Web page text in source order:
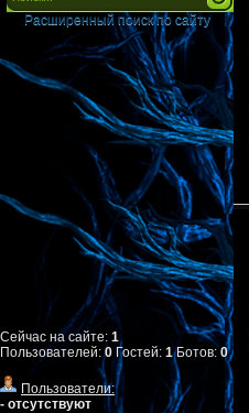
Расширенный поиск по сайту
Сейчас на сайте: 1
Пользователей:0 Гостей: 1Ботов:0
Пользователи:
- отсутствуют